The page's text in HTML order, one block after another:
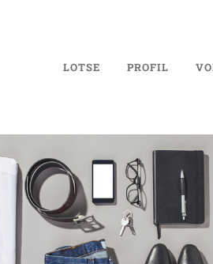
LOTSE PROFIL